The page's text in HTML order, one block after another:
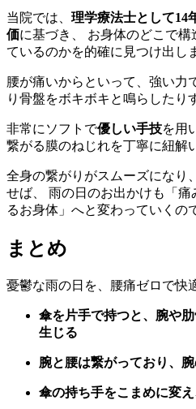
当院では、 理学療法士として14
価に基づき、 お身体のどこで
ているのかを的確に見つけ出し
腰が痛いからといって、強い力
り骨盤をボキボキと鳴らしたり
非常にソフトで優しい手技を用
繋がる膜のねじれを丁寧に紐解
全身の繋がりがスムーズになり
せば、 雨の日のお出かけも「
るお身体」へと変わっていくの
まとめ
憂鬱な雨の日を、腰痛ゼロで快
傘を片手で持つと、腕や
生じる
腕と腰は繋がっており、
傘の持ち手をこまめに変